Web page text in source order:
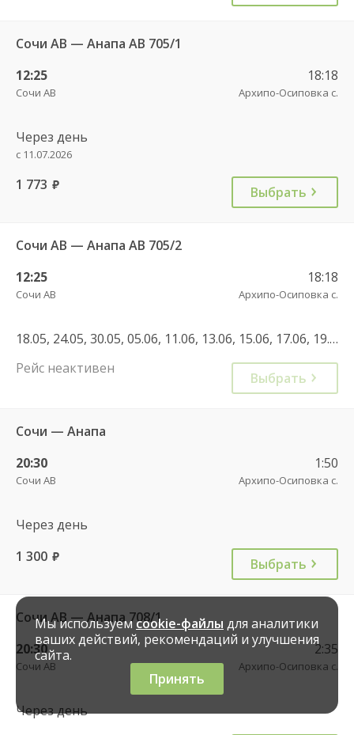
Сочи АВ — Анапа АВ 705/1
12:25
Сочи АВ
18:18
Архипо-Осиповка с.
Через день
с 11.07.2026
1 773 руб. Выбрать
Сочи АВ — Анапа АВ 705/2
12:25
Сочи АВ
18:18
Архипо-Осиповка с.
18.05, 24.05, 30.05, 05.06, 11.06, 13.06, 15.06, 17.06, 19.06, 21.06, 23.06, 25.06, 27.06, 29.06, 01.07, 03.07, 05.07, 07.07, 09.07, 11.07, 13.07, 15.07, 17.07, 19.07, 21.07, 23.07, 25.07, 27.07, 29.07
Рейс неактивен
Выбрать
Сочи — Анапа
20:30
Сочи АВ
1:50
Архипо-Осиповка с.
Через день
1 300 руб. Выбрать
Сочи АВ — Анапа 708/1
20:30
Сочи АВ
2:35
Архипо-Осиповка с.
Через день
Мы используемcookie-файлы для аналитики
ваших действий, рекомендаций и улучшения
сайта.
Принять